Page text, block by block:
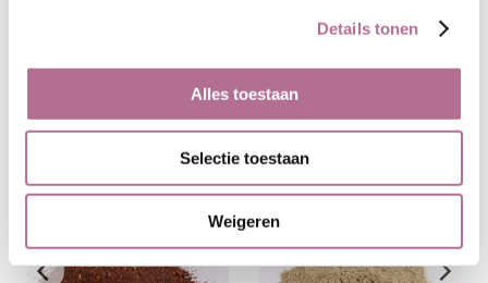
Details tonen
Alles toestaan
Selectie toestaan
Weigeren
Klanten die dit product hebben gekocht kochten